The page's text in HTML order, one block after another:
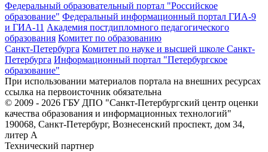
Федеральный образовательный портал "Российское
образование" Федеральный информационный портал ГИА-9
и ГИА-11 Академия постдипломного педагогического
образования Комитет по образованию
Санкт-Петербурга Комитет по науке и высшей школе Санкт-
Петербурга Информационный портал "Петербургское
образование"
При использовании материалов портала на внешних ресурсах
ссылка на первоисточник обязательна
© 2009 - 2026 ГБУ ДПО "Санкт-Петербургский центр оценки
качества образования и информационных технологий"
190068, Санкт-Петербург, Вознесенский проспект, дом 34,
литер А
Технический партнер